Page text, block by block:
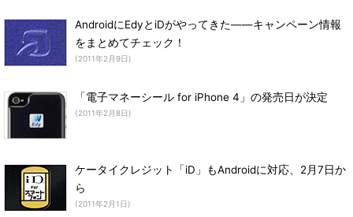
AndroidにEdyとiDがやってきた――キャンペーン情報
をまとめてチェック！
(2011年2月9日)
「電子マネーシール for iPhone 4」の発売日が決定
(2011年2月8日)
ケータイクレジット「iD」もAndroidに対応、2月7日か
ら
(2011年2月1日)